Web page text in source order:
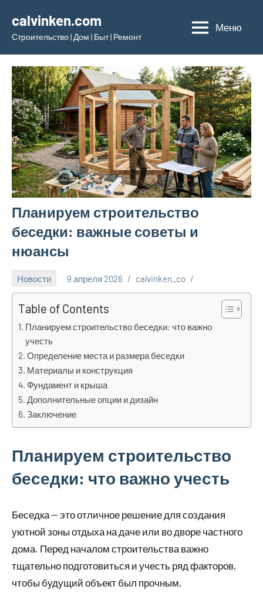
содержимому
calvinken.com
Строительство | Дом | Быт | Ремонт
Меню
Планируем строительство
беседки: важные советы и
нюансы
Новости 9 апреля 2026 calvinken_co
Table of Contents
Планируем строительство беседки: что важно
учесть
Определение места и размера беседки
Материалы и конструкция
Фундамент и крыша
Дополнительные опции и дизайн
Заключение
Планируем строительство
беседки: что важно учесть
Беседка — это отличное решение для создания
уютной зоны отдыха на даче или во дворе частного
дома. Перед началом строительства важно
тщательно подготовиться и учесть ряд факторов,
чтобы будущий объект был прочным,